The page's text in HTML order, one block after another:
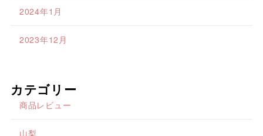
2024年1月
2023年12月
カテゴリー
商品レビュー
山梨